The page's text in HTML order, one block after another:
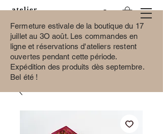
Fermeture estivale de la boutique du 17
juillet au 3O août. Les commandes en
ligne et réservations d'ateliers restent
ouvertes pendant cette période.
Expédition des produits dès septembre.
Bel été !